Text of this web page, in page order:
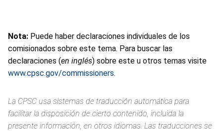
Nota: Puede haber declaraciones individuales de los
comisionados sobre este tema. Para buscar las
declaraciones (en inglés) sobre este u otros temas visite
www.cpsc.gov/commissioners.
La CPSC usa sistemas de traducción automática para
facilitar la disposición de cierto contenido, incluida la
presente información, en otros idiomas. Las traducciones se